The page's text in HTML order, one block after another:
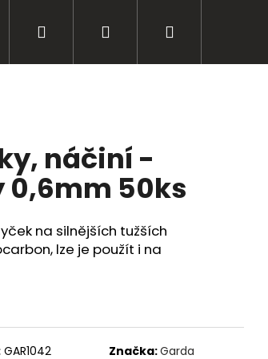
Péče o úlovky
Přihlášení
náčiní -
50ks
na silnějších tužších
lze je použít i na
GAR1042 Značka:Garda